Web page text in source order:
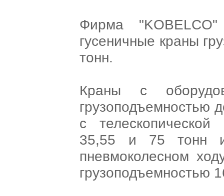
Фирма "KOBELCO"
гусеничные краны
тонн.
Краны с
грузоподъемностью
с телескопической
35,55 и 75 тонн и
пневмоколесном
грузоподъемностью